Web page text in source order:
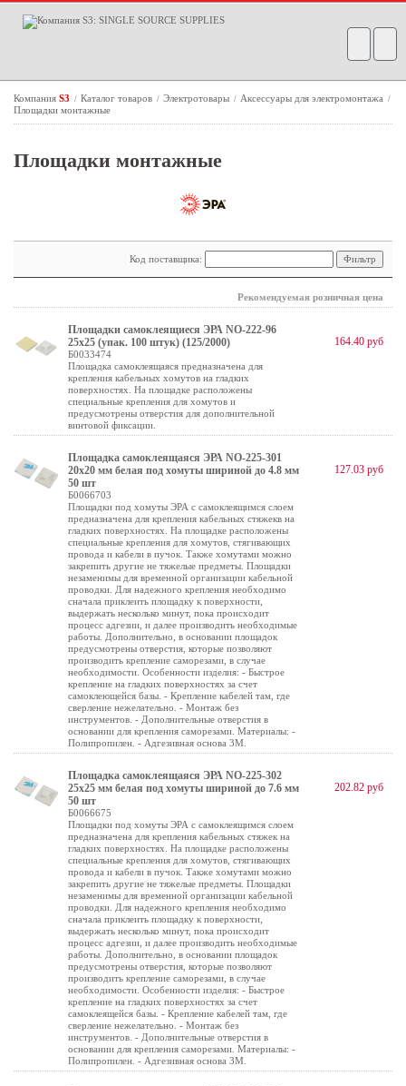
Компания S3 / Каталог товаров / Электротовары / Аксессуары для электромонтажа /
Площадки монтажные
Площадки монтажные
Код поставщика:
Рекомендуемая розничная цена
Площадки самоклеящиеся ЭРА NO-222-96
25х25 (упак. 100 штук) (125/2000)
Б0033474
Площадка самоклеящаяся предназначена для
крепления кабельных хомутов на гладких
поверхностях. На площадке расположены
специальные крепления для хомутов и
предусмотрены отверстия для дополнительной
винтовой фиксации.
164.40 руб
Площадка самоклеящаяся ЭРА NO-225-301
20х20 мм белая под хомуты шириной до 4.8 мм
50 шт
Б0066703
Площадки под хомуты ЭРА с самоклеящимся слоем
предназначена для крепления кабельных стяжекв на
гладких поверхностях. На площадке расположены
специальные крепления для хомутов, стягивающих
провода и кабели в пучок. Также хомутами можно
закрепить другие не тяжелые предметы. Площадки
незаменимы для временной организации кабельной
проводки. Для надежного крепления необходимо
сначала приклеить площадку к поверхности,
выдержать несколько минут, пока происходит
процесс адгезии, и далее производить необходимые
работы. Дополнительно, в основании площадок
предусмотрены отверстия, которые позволяют
производить крепление саморезами, в случае
необходимости. Особенности изделия: - Быстрое
крепление на гладких поверхностях за счет
самоклеющейся базы. - Крепление кабелей там, где
сверление нежелательно. - Монтаж без
инструментов. - Дополнительные отверстия в
основании для крепления саморезами. Материалы: -
Полипропилен. - Адгезивная основа 3М.
127.03 руб
Площадка самоклеящаяся ЭРА NO-225-302
25х25 мм белая под хомуты шириной до 7.6 мм
50 шт
Б0066675
Площадки под хомуты ЭРА с самоклеящимся слоем
предназначена для крепления кабельных стяжек на
гладких поверхностях. На площадке расположены
специальные крепления для хомутов, стягивающих
провода и кабели в пучок. Также хомутами можно
закрепить другие не тяжелые предметы. Площадки
незаменимы для временной организации кабельной
проводки. Для надежного крепления необходимо
сначала приклеить площадку к поверхности,
выдержать несколько минут, пока происходит
процесс адгезии, и далее производить необходимые
работы. Дополнительно, в основании площадок
предусмотрены отверстия, которые позволяют
производить крепление саморезами, в случае
необходимости. Особенности изделия: - Быстрое
крепление на гладких поверхностях за счет
самоклеящейся базы. - Крепление кабелей там, где
сверление нежелательно. - Монтаж без
инструментов. - Дополнительные отверстия в
основании для крепления саморезами. Материалы: -
Полипропилен. - Адгезивная основа 3М.
202.82 руб